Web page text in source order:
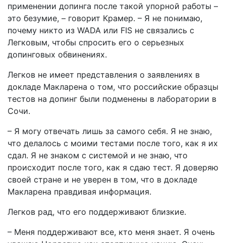
применении допинга после такой упорной работы –
это безумие, – говорит Крамер. – Я не понимаю,
почему никто из WADA или FIS не связались с
Легковым, чтобы спросить его о серьезных
допинговых обвинениях.
Легков не имеет представления о заявлениях в
докладе Макларена о том, что российские образцы
тестов на допинг были подменены в лаборатории в
Сочи.
– Я могу отвечать лишь за самого себя. Я не знаю,
что делалось с моими тестами после того, как я их
сдал. Я не знаком с системой и не знаю, что
происходит после того, как я сдаю тест. Я доверяю
своей стране и не уверен в том, что в докладе
Макларена правдивая информация.
Легков рад, что его поддерживают близкие.
– Меня поддерживают все, кто меня знает. Я очень